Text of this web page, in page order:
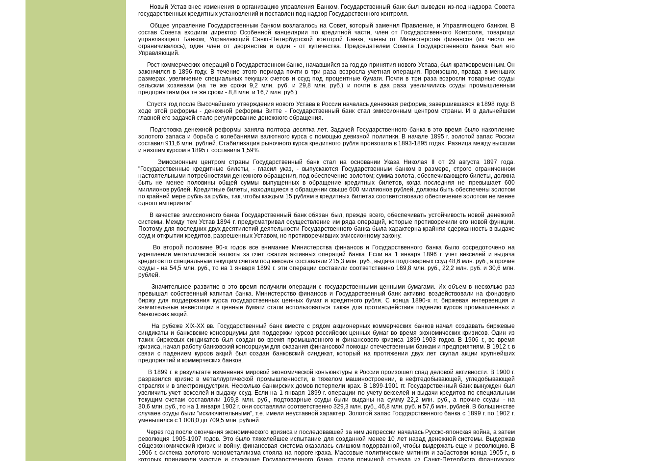
Новый Устав внес изменения в организацию управления Банком. Государственный банк был выведен из-под надзора Совета
государственных кредитных установлений и поставлен под надзор Государственного контроля.
Общее управление Государственным банком возлагалось на Совет, который заменил Правление, и Управляющего банком. В
состав Совета входили директор Особенной канцелярии по кредитной части, член от Государственного Контроля, товарищи
управляющего Банком, Управляющий Санкт-Петербургской конторой Банка, члены от Министерства финансов (их число не
ограничивалось), один член от дворянства и один - от купечества. Председателем Совета Государственного банка был его
Управляющий.
Рост коммерческих операций в Государственном банке, начавшийся за год до принятия нового Устава, был кратковременным. Он
закончился в 1896 году. В течение этого периода почти в три раза возросла учетная операция. Произошло, правда в меньших
размерах, увеличение специальных текущих счетов и ссуд под процентные бумаги. Почти в три раза возросли товарные ссуды
сельским хозяевам (на те же сроки 9,2 млн. руб. и 29,8 млн. руб.) и почти в два раза увеличились ссуды промышленным
предприятиям (на те же сроки - 8,8 млн. и 16,7 млн. руб.).
Спустя год после Высочайшего утверждения нового Устава в России началась денежная реформа, завершившаяся в 1898 году. В
ходе этой реформы- денежной реформы Витте -Государственный банк стал эмиссионным центром страны. И в дальнейшем
главной его задачей стало регулирование денежного обращения.
Подготовка денежной реформы заняла полтора десятка лет. Задачей Государственного банка в это время было накопление
золотого запаса и борьба с колебаниями валютного курса с помощью девизной политики. В начале 1895 г. золотой запас России
составил 911,6 млн. рублей. Стабилизация рыночного курса кредитного рубля произошла в 1893-1895 годах. Разница между высшим
и низшим курсом в 1895 г. составила 1,59%.
Эмиссионным центром страны Государственный банк стал на основании Указа Николая II от 29 августа 1897 года.
"Государственные кредитные билеты, - гласил указ, - выпускаются Государственным банком в размере, строго ограниченном
настоятельными потребностями денежного обращения, под обеспечение золотом; сумма золота, обеспечивающего билеты, должна
быть не менее половины общей суммы выпущенных в обращение кредитных билетов, когда последняя не превышает 600
миллионов рублей. Кредитные билеты, находящиеся в обращении свыше 600 миллионов рублей, должны быть обеспечены золотом
по крайней мере рубль за рубль, так,чтобы каждым 15 рублям в кредитных билетах соответствовало обеспечение золотом не менее
одного империала".
В качестве эмиссионного банка Государственный банк обязан был, прежде всего, обеспечивать устойчивость новой денежной
системы. Между тем Устав 1894 г. предусматривал осуществление им ряда операций, которые противоречили его новой функции.
Поэтому для последних двух десятилетий деятельности Государственного банка была характерна крайняя сдержанность в выдаче
ссуд и открытии кредитов, разрешенных Уставом, но противоречивших эмиссионному закону.
Во второй половине 90-х годов все внимание Министерства финансов и Государственного банка было сосредоточено на
укреплении металлической валюты за счет сжатия активных операций банка. Если на 1 января 1896 г. учет векселей и выдача
кредитов по специальным текущим счетам под векселя составляли 215,3 млн. руб., выдача подтоварных ссуд 48,6 млн. руб., а прочие
ссуды - на 54,5 млн. руб., то на 1 января 1899 г. эти операции составили соответственно 169,8 млн. руб., 22,2 млн. руб. и 30,6 млн.
рублей.
Значительное развитие в это время получили операции с государственными ценными бумагами. Их объем в несколько раз
превышал собственный капитал банка. Министерство финансов и Государственный банк активно воздействовали на фондовую
биржу для поддержания курса государственных ценных бумаг и кредитного рубля. С конца 1890-х гг. биржевая интервенция и
значительные инвестиции в ценные бумаги стали использоваться также для противодействия падению курсов промышленных и
банковских акций.
На рубеже XIX-XX вв. Государственный банк вместе с рядом акционерных коммерческих банков начал создавать биржевые
синдикаты и банковские консорциумы для поддержки курсов российских ценных бумаг во время экономических кризисов. Один из
таких биржевых синдикатов был создан во время промышленного и финансового кризиса 1899-1903 годов. В 1906 г., во время
кризиса, начал работу банковский консорциум для оказания финансовой помощи отечественным банкам и предприятиям. В 1912 г. в
связи с падением курсов акций был создан банковский синдикат, который на протяжении двух лет скупал акции крупнейших
предприятий и коммерческих банков.
В 1899 г. в результате изменения мировой экономической конъюнктуры в России произошел спад деловой активности. В 1900 г.
разразился кризис в металлургической промышленности, в тяжелом машиностроении, в нефтедобывающей, угледобывающей
отраслях и в электроиндустрии. Несколько банкирских домов потерпели крах. В 1899-1901 гг. Государственный банк вынужден был
увеличить учет векселей и выдачу ссуд. Если на 1 января 1899 г. операции по учету векселей и выдачи кредитов по специальным
текущим счетам составляли 169,8 млн. руб., подтоварные ссуды были выданы на сумму 22,2 млн. руб., а прочие ссуды - на
30,6 млн. руб., то на 1 января 1902 г. они составляли соответственно 329,3 млн. руб., 46,8 млн. руб. и 57,6 млн. рублей. В большинстве
случаев ссуды были "исключительными", т.е. имели неуставной характер. Золотой запас Государственного банка с 1899 г. по 1902 г.
уменьшился с 1 008,0 до 709,5 млн. рублей.
Через год после окончания экономического кризиса и последовавшей за ним депрессии началась Русско-японская война, а затем
революция 1905-1907 годов. Это было тяжелейшее испытание для созданной менее 10 лет назад денежной системы. Выдержав
общеэкономический кризис и войну, финансовая система оказалась слишком подорванной, чтобы выдержать еще и революцию. В
1906 г. система золотого монометаллизма стояла на пороге краха. Массовые политические митинги и забастовки конца 1905 г., в
которых принимали участие и служащие Государственного банка, стали причиной отъезда из Санкт-Петербурга французских